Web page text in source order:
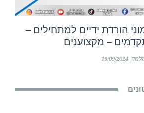
הורדת ידיים למתחילים –
– מקצוענים
19/09/2024